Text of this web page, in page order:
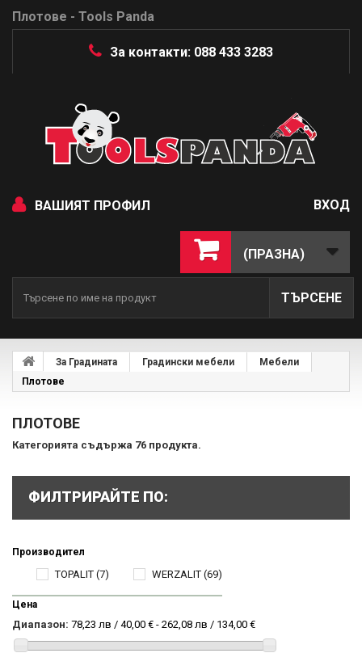
Плотове - Tools Panda
За контакти: 088 433 3283
ВАШИЯТ ПРОФИЛ ВХОД
(ПРАЗНА)
ТЪРСЕНЕ
За Градината Градински мебели
Мебели
Плотове
ПЛОТОВЕ
Категорията съдържа 76 продукта.
ФИЛТРИРАЙТЕ ПО:
Производител
TOPALIT (7) WERZALIT (69)
Цена
Диапазон: 78,23 лв / 40,00 € - 262,08 лв / 134,00 €